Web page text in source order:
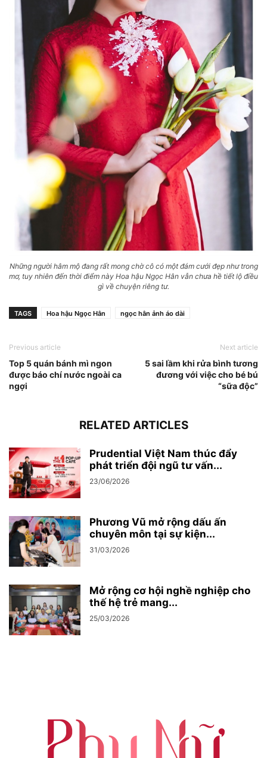
Những người hâm mộ đang rất mong chờ cô có một đám cưới đẹp như trong
mơ, tuy nhiên đến thời điểm này Hoa hậu Ngọc Hân vẫn chưa hề tiết lộ điều
gì về chuyện riêng tư.
TAGS Hoa hậu Ngọc Hân ngọc hân ảnh áo dài
Previous article
Top 5 quán bánh mì ngon
được báo chí nước ngoài ca
ngợi
Next article
5 sai lầm khi rửa bình tương
đương với việc cho bé bú
“sữa độc”
RELATED ARTICLES
Prudential Việt Nam thúc đẩy
phát triển đội ngũ tư vấn...
23/06/2026
Phương Vũ mở rộng dấu ấn
chuyên môn tại sự kiện...
31/03/2026
Mở rộng cơ hội nghề nghiệp cho
thế hệ trẻ mang...
25/03/2026